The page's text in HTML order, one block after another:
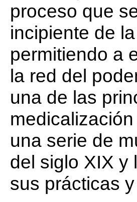
proceso que
incipiente de
permitiendo a
la red del
una de las
una serie de
del siglo XIX y
sus prácticas